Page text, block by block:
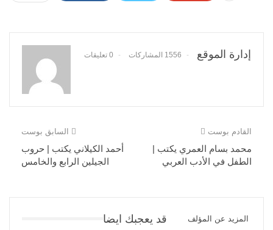
إدارة الموقع 1556 المشاركات 0 تعليقات
السابق بوست
أحمد الكيلاني يكتب | حروب
الجيلين الرابع والخامس
القادم بوست
محمد بسام العمري يكتب |
الطفل في الأدب العربي
قد يعجبك ايضا المزيد عن المؤلف